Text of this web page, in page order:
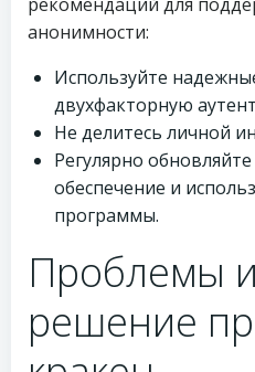
анонимности:
Используйте
двухфакторную
Не делитесь личной
Регулярно
обеспечение и
программы.
Проблемы
решение